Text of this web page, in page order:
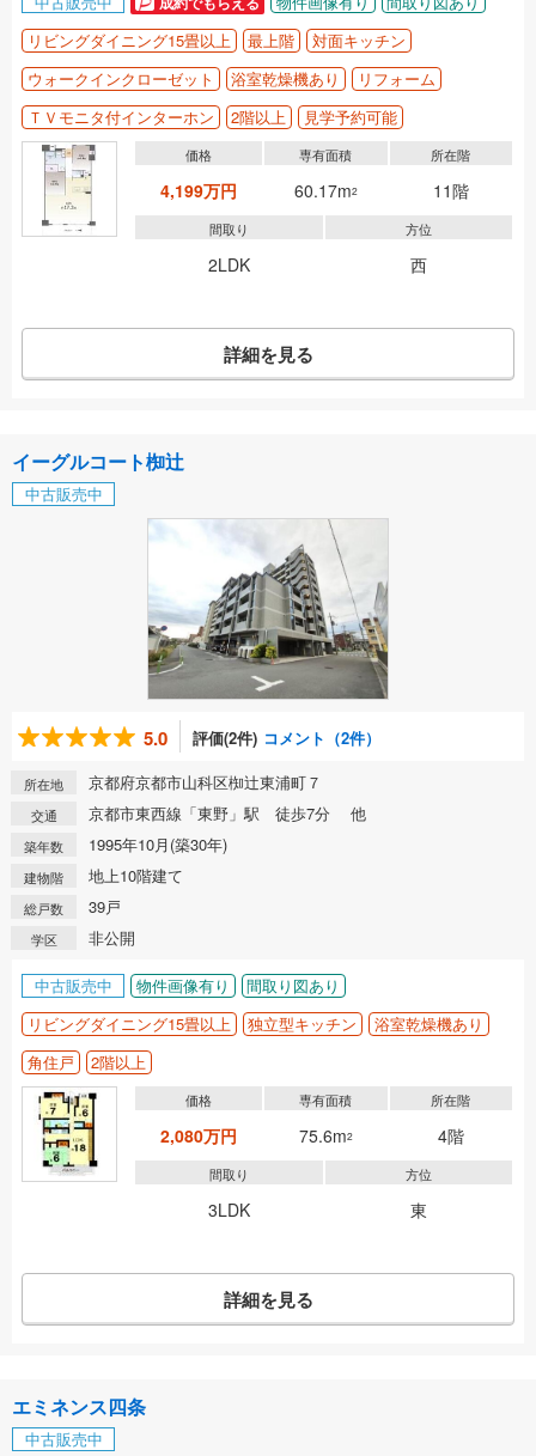
リビングダイニング15畳以上
最上階
対面キッチン
ウォークインクローゼット
浴室乾燥機あり
リフォーム
ＴＶモニタ付インターホン
2階以上 見学予約可能
価格
4,199万円
専有面積
60.17m2
所在階
11階
間取り
2LDK
方位
西
詳細を見る
イーグルコート椥辻
中古販売中
5.0 評価(2件) コメント（2件）
所在地 京都府京都市山科区椥辻東浦町７
交通 京都市東西線「東野」駅 徒歩7分 他
築年数 1995年10月(築30年)
建物階 地上10階建て
総戸数 39戸
学区 非公開
中古販売中 物件画像有り
間取り図あり
リビングダイニング15畳以上
独立型キッチン
浴室乾燥機あり
角住戸
2階以上
価格
2,080万円
専有面積
75.6m2
所在階
4階
間取り
3LDK
方位
東
詳細を見る
エミネンス四条
中古販売中